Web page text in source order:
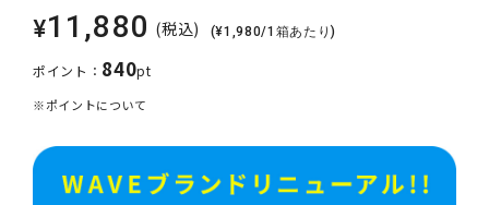
¥11,880 (税込) (¥1,980/1箱あたり)
ポイント： 840pt
※ポイントについて